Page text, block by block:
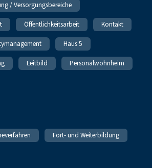
/ Versorgungsbereiche
Öffentlichkeitsarbeit Kontakt
Haus 5
Leitbild Personalwohnheim
Fort- und Weiterbildung